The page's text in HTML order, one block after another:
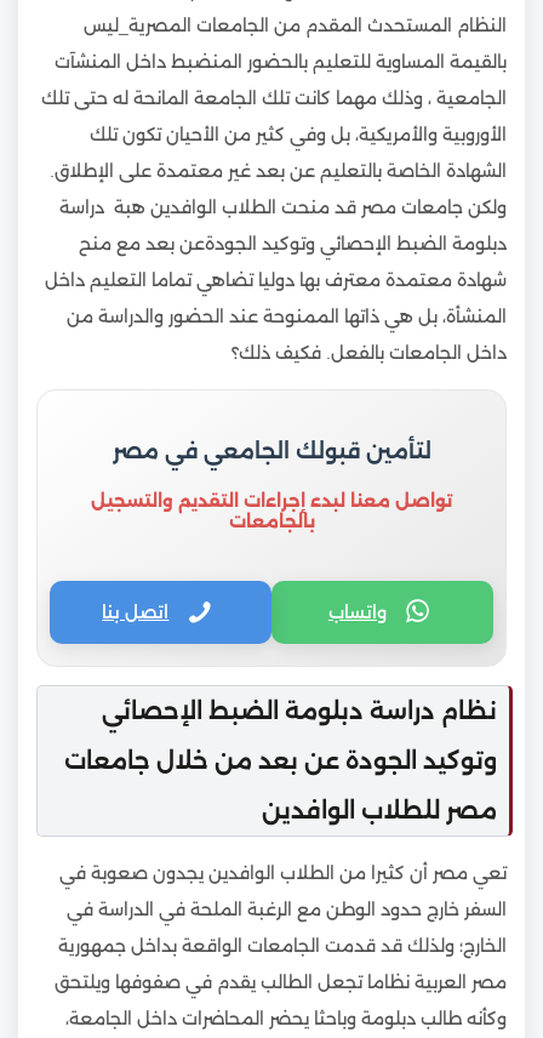
النظام المستحدث المقدم من الجامعات المصرية_ليس
بالقيمة المساوية للتعليم بالحضور المنضبط داخل المنشآت
الجامعية ، وذلك مهما كانت تلك الجامعة المانحة له حتى تلك
الأوروبية والأمريكية، بل وفي كثير من الأحيان تكون تلك
الشهادة الخاصة بالتعليم عن بعد غير معتمدة على الإطلاق.
ولكن جامعات مصر قد منحت الطلاب الوافدين هبة دراسة
دبلومة الضبط الإحصائي وتوكيد الجودةعن بعد مع منح
شهادة معتمدة معترف بها دوليا تضاهي تماما التعليم داخل
المنشأة، بل هي ذاتها الممنوحة عند الحضور والدراسة من
داخل الجامعات بالفعل. فكيف ذلك؟
لتأمين قبولك الجامعي في مصر
تواصل معنا لبدء إجراءات التقديم والتسجيل
بالجامعات
واتساب اتصل بنا
نظام دراسة دبلومة الضبط الإحصائي
وتوكيد الجودة عن بعد من خلال جامعات
مصر للطلاب الوافدين
تعي مصر أن كثيرا من الطلاب الوافدين يجدون صعوبة في
السفر خارج حدود الوطن مع الرغبة الملحة في الدراسة في
الخارج؛ ولذلك قد قدمت الجامعات الواقعة بداخل جمهورية
مصر العربية نظاما تجعل الطالب يقدم في صفوفها ويلتحق
وكأنه طالب دبلومة وباحثا يحضر المحاضرات داخل الجامعة،